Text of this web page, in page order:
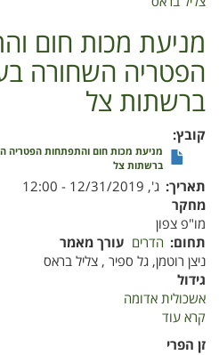
מניעת מכות חום
הפטריה השחורה
ברשתות צל
קובץ
מניעת מכות חום והתפתחות הפטריה
ברשתות צל
תאריך ג', 12/31/2019 - 12:00
מחקר
מו"פ צפון
תחום הדרים עורך מאמר
ניצן רוטמן, גל ספיר , צליל בראס
גידול
אשכולית אדומה
קרא עוד
זן הפרי